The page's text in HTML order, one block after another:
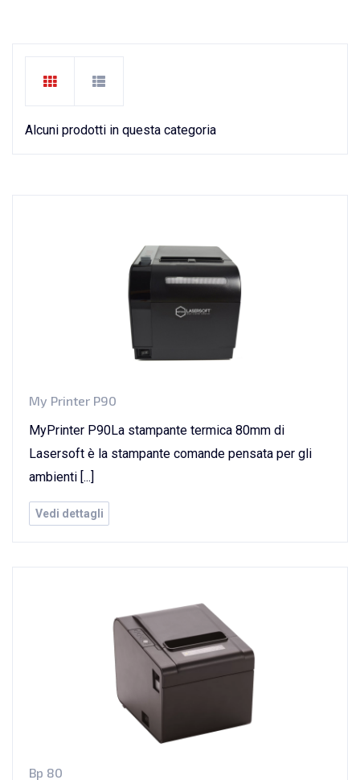
Alcuni prodotti in questa categoria
My Printer P90
MyPrinter P90La stampante termica 80mm di
Lasersoft è la stampante comande pensata per gli
ambienti [...]
Vedi dettagli
Bp 80